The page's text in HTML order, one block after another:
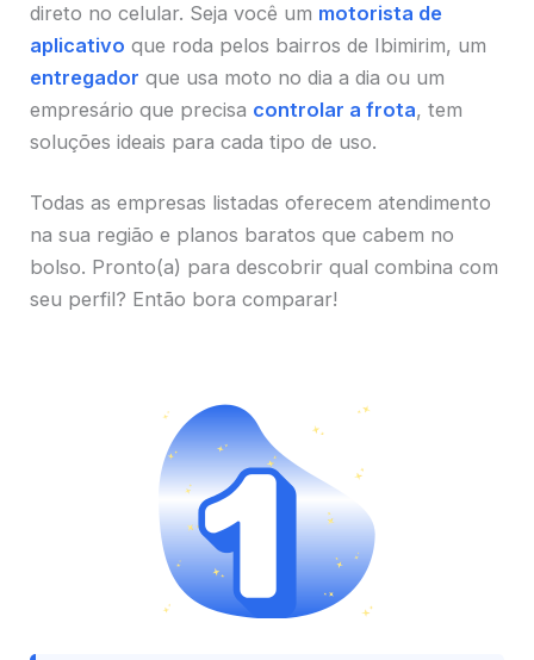
direto no celular. Seja você um motorista de
aplicativo que roda pelos bairros de Ibimirim, um
entregador que usa moto no dia a dia ou um
empresário que precisa controlar a frota, tem
soluções ideais para cada tipo de uso.
Todas as empresas listadas oferecem atendimento
na sua região e planos baratos que cabem no
bolso. Pronto(a) para descobrir qual combina com
seu perfil? Então bora comparar!